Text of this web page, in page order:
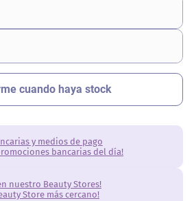
y medios de pago
bancarias del día!
nuestro Beauty Stores!
Store más cercano!